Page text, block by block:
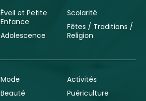
Éveil et Petite
Enfance
Adolescence
Scolarité
Fêtes / Traditions /
Religion
Mode
Beauté
Activités
Puériculture